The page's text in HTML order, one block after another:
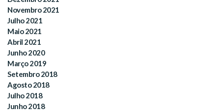
Novembro 2021
Julho 2021
Maio 2021
Abril 2021
Junho 2020
Março 2019
Setembro 2018
Agosto 2018
Julho 2018
Junho 2018